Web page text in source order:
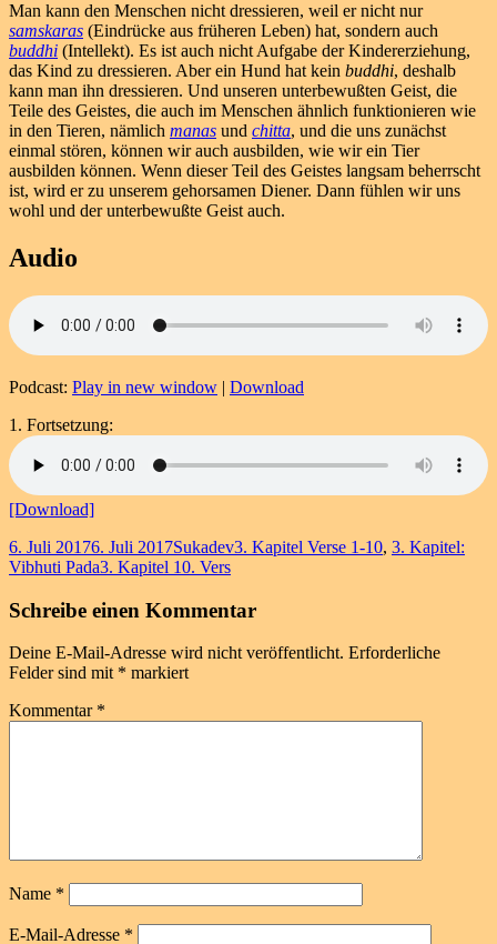
Man kann den Menschen nicht dressieren, weil er nicht nur
samskaras (Eindrücke aus früheren Leben) hat, sondern auch
buddhi (Intellekt). Es ist auch nicht Aufgabe der Kindererziehung,
das Kind zu dressieren. Aber ein Hund hat kein buddhi, deshalb
kann man ihn dressieren. Und unseren unterbewußten Geist, die
Teile des Geistes, die auch im Menschen ähnlich funktionieren wie
in den Tieren, nämlich manas und chitta, und die uns zunächst
einmal stören, können wir auch ausbilden, wie wir ein Tier
ausbilden können. Wenn dieser Teil des Geistes langsam beherrscht
ist, wird er zu unserem gehorsamen Diener. Dann fühlen wir uns
wohl und der unterbewußte Geist auch.
Audio
Podcast: Play in new window | Download
1. Fortsetzung:
[Download]
Veröffentlicht
am
6. Juli 20176. Juli 2017Autor
SukadevKategorien
3. Kapitel Verse 1-10, 3. Kapitel:
Vibhuti PadaSchlagwörter
3. Kapitel 10. Vers
Schreibe einen Kommentar
Deine E-Mail-Adresse wird nicht veröffentlicht. Erforderliche
Felder sind mit * markiert
Kommentar *
Name *
E-Mail-Adresse *